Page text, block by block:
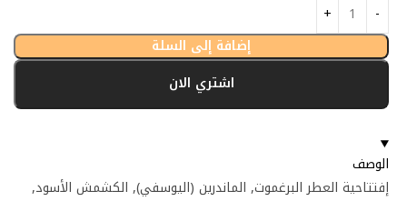
إضافة إلى السلة
اشتري الان
الوصف
إفتتاحية العطر البرغموت, الماندرين (اليوسفي), الكشمش الأسود,